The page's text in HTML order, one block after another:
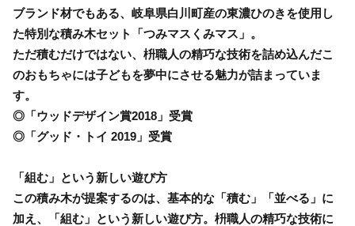
ブランド材でもある、岐阜県白川町産の東濃ひのきを使用し
た特別な積み木セット「つみマスくみマス」。
ただ積むだけではない、枡職人の精巧な技術を詰め込んだこ
のおもちゃには子どもを夢中にさせる魅力が詰まっていま
す。
◎「ウッドデザイン賞2018」受賞
◎「グッド・トイ 2019」受賞
「組む」という新しい遊び方
この積み木が提案するのは、基本的な「積む」「並べる」に
加え、「組む」という新しい遊び方。枡職人の精巧な技術に